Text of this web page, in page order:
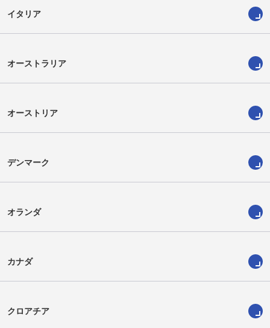
イタリア
オーストラリア
オーストリア
デンマーク
オランダ
カナダ
クロアチア